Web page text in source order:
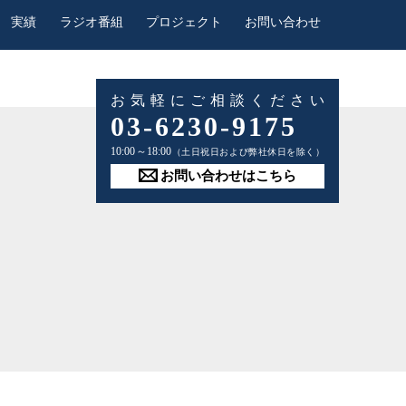
実績 ラジオ番組 プロジェクト お問い合わせ
お気軽にご相談ください
03-6230-9175
10:00～18:00 （土日祝日および弊社休日を除く）
お問い合わせはこちら